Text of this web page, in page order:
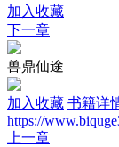
加入收藏
下一章
兽鼎仙途
加入收藏 书籍详
https://
上一章